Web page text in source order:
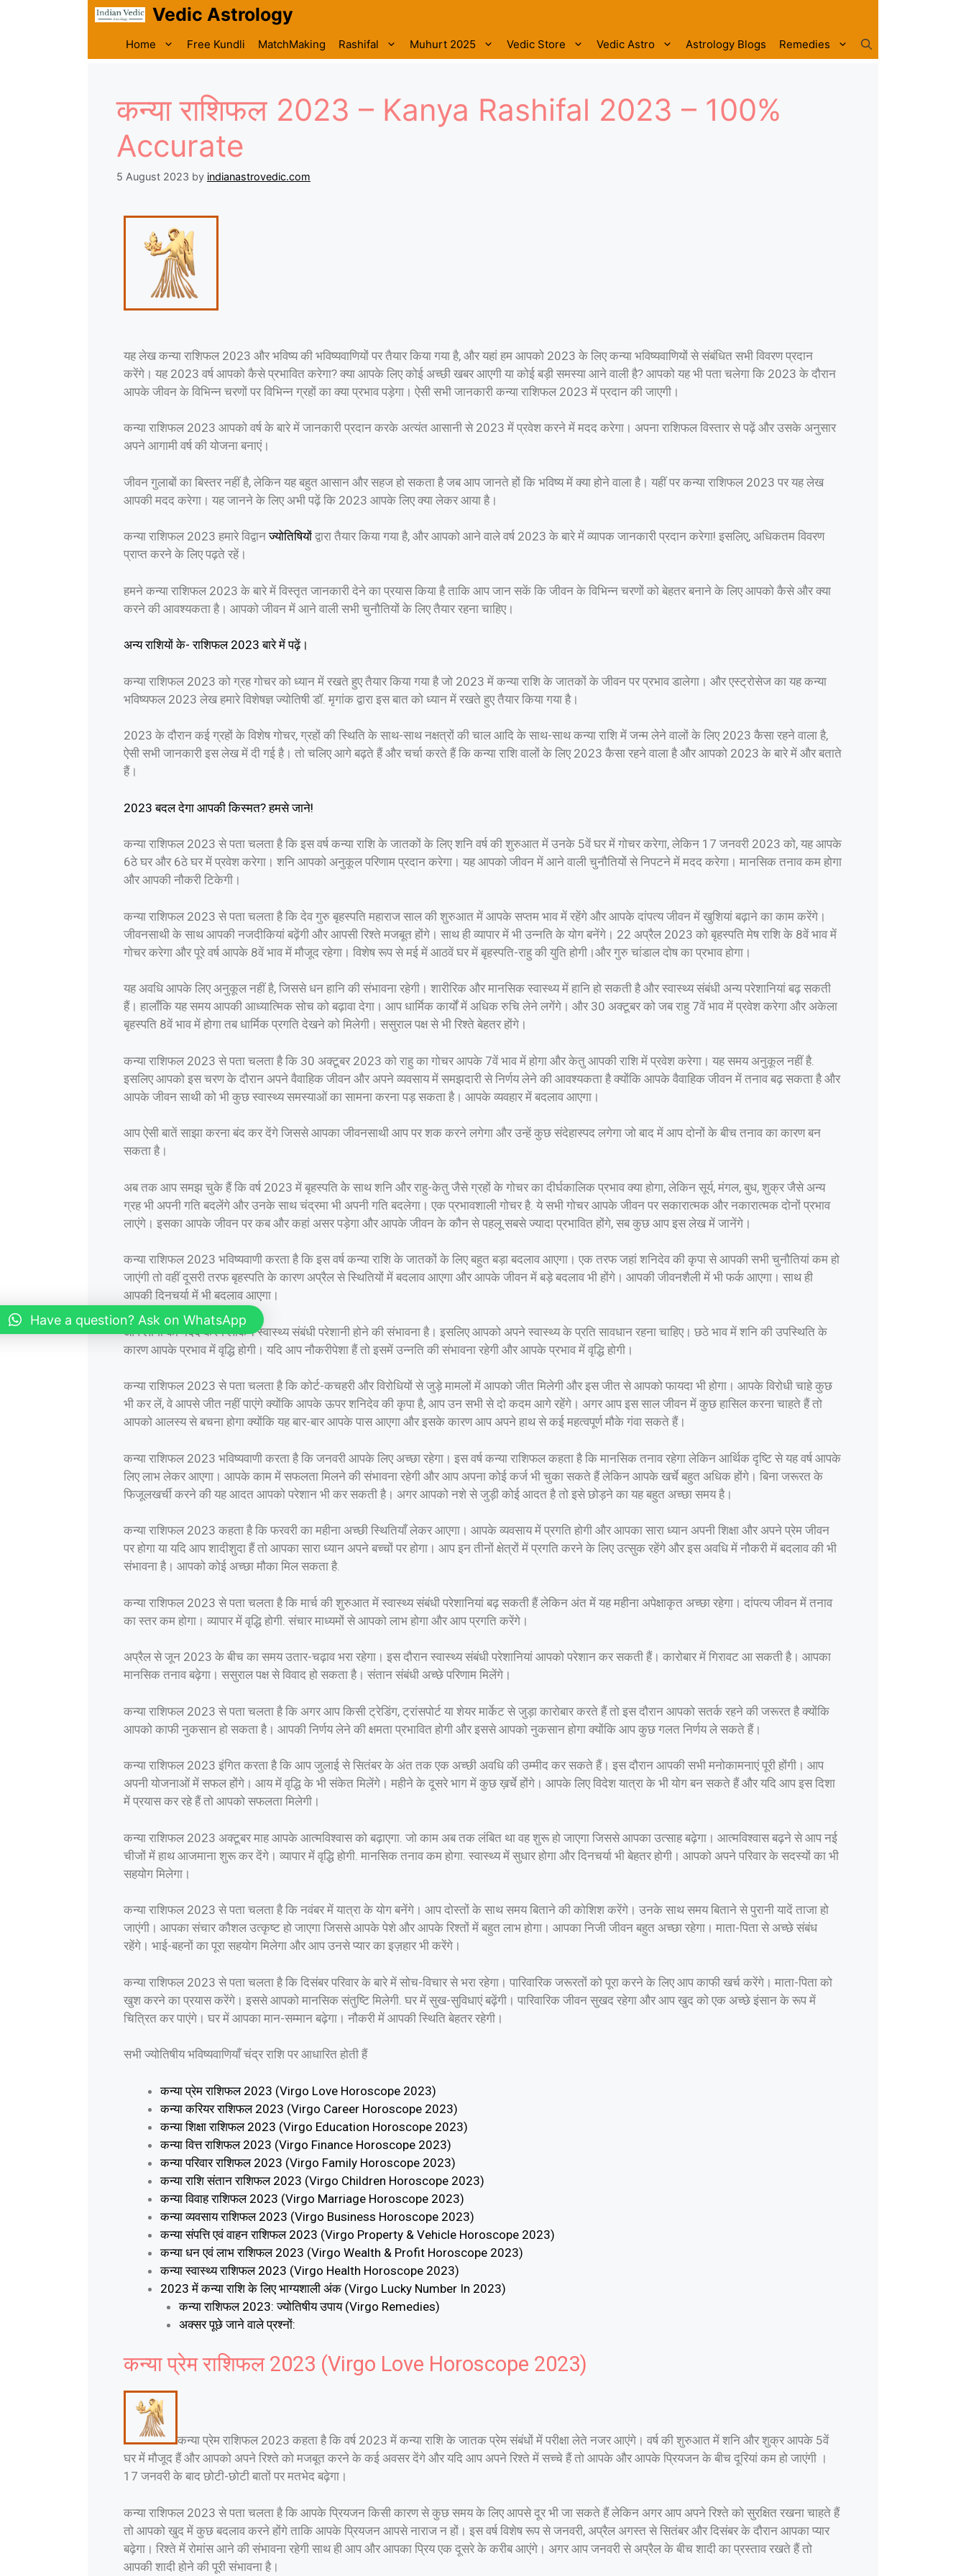
Vedic Astrology
Home Free Kundli MatchMaking Rashifal Muhurt 2025 Vedic Store Vedic Astro Astrology Blogs Remedies
कन्या राशिफल 2023 – Kanya Rashifal 2023 – 100%
Accurate
5 August 2023 by indianastrovedic.com
यह लेख कन्या राशिफल 2023 और भविष्य की भविष्यवाणियों पर तैयार किया गया है, और यहां हम आपको 2023 के लिए कन्या भविष्यवाणियों से संबंधित सभी विवरण प्रदान
करेंगे। यह 2023 वर्ष आपको कैसे प्रभावित करेगा? क्या आपके लिए कोई अच्छी खबर आएगी या कोई बड़ी समस्या आने वाली है? आपको यह भी पता चलेगा कि 2023 के दौरान
आपके जीवन के विभिन्न चरणों पर विभिन्न ग्रहों का क्या प्रभाव पड़ेगा। ऐसी सभी जानकारी कन्या राशिफल 2023 में प्रदान की जाएगी।
कन्या राशिफल 2023 आपको वर्ष के बारे में जानकारी प्रदान करके अत्यंत आसानी से 2023 में प्रवेश करने में मदद करेगा। अपना राशिफल विस्तार से पढ़ें और उसके अनुसार
अपने आगामी वर्ष की योजना बनाएं।
जीवन गुलाबों का बिस्तर नहीं है, लेकिन यह बहुत आसान और सहज हो सकता है जब आप जानते हों कि भविष्य में क्या होने वाला है। यहीं पर कन्या राशिफल 2023 पर यह लेख
आपकी मदद करेगा। यह जानने के लिए अभी पढ़ें कि 2023 आपके लिए क्या लेकर आया है।
कन्या राशिफल 2023 हमारे विद्वानज्योतिषियों द्वारा तैयार किया गया है, और आपको आने वाले वर्ष 2023 के बारे में व्यापक जानकारी प्रदान करेगा! इसलिए, अधिकतम विवरण
प्राप्त करने के लिए पढ़ते रहें।
हमने कन्या राशिफल 2023 के बारे में विस्तृत जानकारी देने का प्रयास किया है ताकि आप जान सकें कि जीवन के विभिन्न चरणों को बेहतर बनाने के लिए आपको कैसे और क्या
करने की आवश्यकता है। आपको जीवन में आने वाली सभी चुनौतियों के लिए तैयार रहना चाहिए।
अन्य राशियों के- राशिफल 2023 बारे में पढ़ें।
कन्या राशिफल 2023 को ग्रह गोचर को ध्यान में रखते हुए तैयार किया गया है जो 2023 में कन्या राशि के जातकों के जीवन पर प्रभाव डालेगा। और एस्ट्रोसेज का यह कन्या
भविष्यफल 2023 लेख हमारे विशेषज्ञ ज्योतिषी डॉ. मृगांक द्वारा इस बात को ध्यान में रखते हुए तैयार किया गया है।
2023 के दौरान कई ग्रहों के विशेष गोचर, ग्रहों की स्थिति के साथ-साथ नक्षत्रों की चाल आदि के साथ-साथ कन्या राशि में जन्म लेने वालों के लिए 2023 कैसा रहने वाला है,
ऐसी सभी जानकारी इस लेख में दी गई है। तो चलिए आगे बढ़ते हैं और चर्चा करते हैं कि कन्या राशि वालों के लिए 2023 कैसा रहने वाला है और आपको 2023 के बारे में और बताते
हैं।
2023 बदल देगा आपकी किस्मत? हमसे जाने!
कन्या राशिफल 2023 से पता चलता है कि इस वर्ष कन्या राशि के जातकों के लिए शनि वर्ष की शुरुआत में उनके 5वें घर में गोचर करेगा, लेकिन 17 जनवरी 2023 को, यह आपके
6ठे घर और 6ठे घर में प्रवेश करेगा। शनि आपको अनुकूल परिणाम प्रदान करेगा। यह आपको जीवन में आने वाली चुनौतियों से निपटने में मदद करेगा। मानसिक तनाव कम होगा
और आपकी नौकरी टिकेगी।
कन्या राशिफल 2023 से पता चलता है कि देव गुरु बृहस्पति महाराज साल की शुरुआत में आपके सप्तम भाव में रहेंगे और आपके दांपत्य जीवन में खुशियां बढ़ाने का काम करेंगे।
जीवनसाथी के साथ आपकी नजदीकियां बढ़ेंगी और आपसी रिश्ते मजबूत होंगे। साथ ही व्यापार में भी उन्नति के योग बनेंगे। 22 अप्रैल 2023 को बृहस्पति मेष राशि के 8वें भाव में
गोचर करेगा और पूरे वर्ष आपके 8वें भाव में मौजूद रहेगा। विशेष रूप से मई में आठवें घर में बृहस्पति-राहु की युति होगी।और गुरु चांडाल दोष का प्रभाव होगा।
यह अवधि आपके लिए अनुकूल नहीं है, जिससे धन हानि की संभावना रहेगी। शारीरिक और मानसिक स्वास्थ्य में हानि हो सकती है और स्वास्थ्य संबंधी अन्य परेशानियां बढ़ सकती
हैं। हालाँकि यह समय आपकी आध्यात्मिक सोच को बढ़ावा देगा। आप धार्मिक कार्यों में अधिक रुचि लेने लगेंगे। और 30 अक्टूबर को जब राहु 7वें भाव में प्रवेश करेगा और अकेला
बृहस्पति 8वें भाव में होगा तब धार्मिक प्रगति देखने को मिलेगी। ससुराल पक्ष से भी रिश्ते बेहतर होंगे।
कन्या राशिफल 2023 से पता चलता है कि 30 अक्टूबर 2023 को राहु का गोचर आपके 7वें भाव में होगा और केतु आपकी राशि में प्रवेश करेगा। यह समय अनुकूल नहीं है.
इसलिए आपको इस चरण के दौरान अपने वैवाहिक जीवन और अपने व्यवसाय में समझदारी से निर्णय लेने की आवश्यकता है क्योंकि आपके वैवाहिक जीवन में तनाव बढ़ सकता है और
आपके जीवन साथी को भी कुछ स्वास्थ्य समस्याओं का सामना करना पड़ सकता है। आपके व्यवहार में बदलाव आएगा।
आप ऐसी बातें साझा करना बंद कर देंगे जिससे आपका जीवनसाथी आप पर शक करने लगेगा और उन्हें कुछ संदेहास्पद लगेगा जो बाद में आप दोनों के बीच तनाव का कारण बन
सकता है।
अब तक आप समझ चुके हैं कि वर्ष 2023 में बृहस्पति के साथ शनि और राहु-केतु जैसे ग्रहों के गोचर का दीर्घकालिक प्रभाव क्या होगा, लेकिन सूर्य, मंगल, बुध, शुक्र जैसे अन्य
ग्रह भी अपनी गति बदलेंगे और उनके साथ चंद्रमा भी अपनी गति बदलेगा। एक प्रभावशाली गोचर है. ये सभी गोचर आपके जीवन पर सकारात्मक और नकारात्मक दोनों प्रभाव
लाएंगे। इसका आपके जीवन पर कब और कहां असर पड़ेगा और आपके जीवन के कौन से पहलू सबसे ज्यादा प्रभावित होंगे, सब कुछ आप इस लेख में जानेंगे।
कन्या राशिफल 2023 भविष्यवाणी करता है कि इस वर्ष कन्या राशि के जातकों के लिए बहुत बड़ा बदलाव आएगा। एक तरफ जहां शनिदेव की कृपा से आपकी सभी चुनौतियां कम हो
जाएंगी तो वहीं दूसरी तरफ बृहस्पति के कारण अप्रैल से स्थितियों में बदलाव आएगा और आपके जीवन में बड़े बदलाव भी होंगे। आपकी जीवनशैली में भी फर्क आएगा। साथ ही
आपकी दिनचर्या में भी बदलाव आएगा।
आप लोगों की मदद करेंगे लेकिन स्वास्थ्य संबंधी परेशानी होने की संभावना है। इसलिए आपको अपने स्वास्थ्य के प्रति सावधान रहना चाहिए। छठे भाव में शनि की उपस्थिति के
कारण आपके प्रभाव में वृद्धि होगी। यदि आप नौकरीपेशा हैं तो इसमें उन्नति की संभावना रहेगी और आपके प्रभाव में वृद्धि होगी।
कन्या राशिफल 2023 से पता चलता है कि कोर्ट-कचहरी और विरोधियों से जुड़े मामलों में आपको जीत मिलेगी और इस जीत से आपको फायदा भी होगा। आपके विरोधी चाहे कुछ
भी कर लें, वे आपसे जीत नहीं पाएंगे क्योंकि आपके ऊपर शनिदेव की कृपा है, आप उन सभी से दो कदम आगे रहेंगे। अगर आप इस साल जीवन में कुछ हासिल करना चाहते हैं तो
आपको आलस्य से बचना होगा क्योंकि यह बार-बार आपके पास आएगा और इसके कारण आप अपने हाथ से कई महत्वपूर्ण मौके गंवा सकते हैं।
कन्या राशिफल 2023 भविष्यवाणी करता है कि जनवरी आपके लिए अच्छा रहेगा। इस वर्ष कन्या राशिफल कहता है कि मानसिक तनाव रहेगा लेकिन आर्थिक दृष्टि से यह वर्ष आपके
लिए लाभ लेकर आएगा। आपके काम में सफलता मिलने की संभावना रहेगी और आप अपना कोई कर्ज भी चुका सकते हैं लेकिन आपके खर्चे बहुत अधिक होंगे। बिना जरूरत के
फिजूलखर्ची करने की यह आदत आपको परेशान भी कर सकती है। अगर आपको नशे से जुड़ी कोई आदत है तो इसे छोड़ने का यह बहुत अच्छा समय है।
कन्या राशिफल 2023 कहता है कि फरवरी का महीना अच्छी स्थितियाँ लेकर आएगा। आपके व्यवसाय में प्रगति होगी और आपका सारा ध्यान अपनी शिक्षा और अपने प्रेम जीवन
पर होगा या यदि आप शादीशुदा हैं तो आपका सारा ध्यान अपने बच्चों पर होगा। आप इन तीनों क्षेत्रों में प्रगति करने के लिए उत्सुक रहेंगे और इस अवधि में नौकरी में बदलाव की भी
संभावना है। आपको कोई अच्छा मौका मिल सकता है.
कन्या राशिफल 2023 से पता चलता है कि मार्च की शुरुआत में स्वास्थ्य संबंधी परेशानियां बढ़ सकती हैं लेकिन अंत में यह महीना अपेक्षाकृत अच्छा रहेगा। दांपत्य जीवन में तनाव
का स्तर कम होगा। व्यापार में वृद्धि होगी. संचार माध्यमों से आपको लाभ होगा और आप प्रगति करेंगे।
अप्रैल से जून 2023 के बीच का समय उतार-चढ़ाव भरा रहेगा। इस दौरान स्वास्थ्य संबंधी परेशानियां आपको परेशान कर सकती हैं। कारोबार में गिरावट आ सकती है। आपका
मानसिक तनाव बढ़ेगा। ससुराल पक्ष से विवाद हो सकता है। संतान संबंधी अच्छे परिणाम मिलेंगे।
कन्या राशिफल 2023 से पता चलता है कि अगर आप किसी ट्रेडिंग, ट्रांसपोर्ट या शेयर मार्केट से जुड़ा कारोबार करते हैं तो इस दौरान आपको सतर्क रहने की जरूरत है क्योंकि
आपको काफी नुकसान हो सकता है। आपकी निर्णय लेने की क्षमता प्रभावित होगी और इससे आपको नुकसान होगा क्योंकि आप कुछ गलत निर्णय ले सकते हैं।
कन्या राशिफल 2023 इंगित करता है कि आप जुलाई से सितंबर के अंत तक एक अच्छी अवधि की उम्मीद कर सकते हैं। इस दौरान आपकी सभी मनोकामनाएं पूरी होंगी। आप
अपनी योजनाओं में सफल होंगे। आय में वृद्धि के भी संकेत मिलेंगे। महीने के दूसरे भाग में कुछ ख़र्चे होंगे। आपके लिए विदेश यात्रा के भी योग बन सकते हैं और यदि आप इस दिशा
में प्रयास कर रहे हैं तो आपको सफलता मिलेगी।
कन्या राशिफल 2023 अक्टूबर माह आपके आत्मविश्वास को बढ़ाएगा. जो काम अब तक लंबित था वह शुरू हो जाएगा जिससे आपका उत्साह बढ़ेगा। आत्मविश्वास बढ़ने से आप नई
चीजों में हाथ आजमाना शुरू कर देंगे। व्यापार में वृद्धि होगी. मानसिक तनाव कम होगा. स्वास्थ्य में सुधार होगा और दिनचर्या भी बेहतर होगी। आपको अपने परिवार के सदस्यों का भी
सहयोग मिलेगा।
कन्या राशिफल 2023 से पता चलता है कि नवंबर में यात्रा के योग बनेंगे। आप दोस्तों के साथ समय बिताने की कोशिश करेंगे। उनके साथ समय बिताने से पुरानी यादें ताजा हो
जाएंगी। आपका संचार कौशल उत्कृष्ट हो जाएगा जिससे आपके पेशे और आपके रिश्तों में बहुत लाभ होगा। आपका निजी जीवन बहुत अच्छा रहेगा। माता-पिता से अच्छे संबंध
रहेंगे। भाई-बहनों का पूरा सहयोग मिलेगा और आप उनसे प्यार का इज़हार भी करेंगे।
कन्या राशिफल 2023 से पता चलता है कि दिसंबर परिवार के बारे में सोच-विचार से भरा रहेगा। पारिवारिक जरूरतों को पूरा करने के लिए आप काफी खर्च करेंगे। माता-पिता को
खुश करने का प्रयास करेंगे। इससे आपको मानसिक संतुष्टि मिलेगी. घर में सुख-सुविधाएं बढ़ेंगी। पारिवारिक जीवन सुखद रहेगा और आप खुद को एक अच्छे इंसान के रूप में
चित्रित कर पाएंगे। घर में आपका मान-सम्मान बढ़ेगा। नौकरी में आपकी स्थिति बेहतर रहेगी।
सभी ज्योतिषीय भविष्यवाणियाँ चंद्र राशि पर आधारित होती हैं
कन्या प्रेम राशिफल 2023 (Virgo Love Horoscope 2023)
कन्या करियर राशिफल 2023 (Virgo Career Horoscope 2023)
कन्या शिक्षा राशिफल 2023 (Virgo Education Horoscope 2023)
कन्या वित्त राशिफल 2023 (Virgo Finance Horoscope 2023)
कन्या परिवार राशिफल 2023 (Virgo Family Horoscope 2023)
कन्या राशि संतान राशिफल 2023 (Virgo Children Horoscope 2023)
कन्या विवाह राशिफल 2023 (Virgo Marriage Horoscope 2023)
कन्या व्यवसाय राशिफल 2023 (Virgo Business Horoscope 2023)
कन्या संपत्ति एवं वाहन राशिफल 2023 (Virgo Property & Vehicle Horoscope 2023)
कन्या धन एवं लाभ राशिफल 2023 (Virgo Wealth & Profit Horoscope 2023)
कन्या स्वास्थ्य राशिफल 2023 (Virgo Health Horoscope 2023)
2023 में कन्या राशि के लिए भाग्यशाली अंक (Virgo Lucky Number In 2023)
कन्या राशिफल 2023: ज्योतिषीय उपाय (Virgo Remedies)
अक्सर पूछे जाने वाले प्रश्नों:
कन्या प्रेम राशिफल 2023 (Virgo Love Horoscope 2023)
कन्या प्रेम राशिफल 2023 कहता है कि वर्ष 2023 में कन्या राशि के जातक प्रेम संबंधों में परीक्षा लेते नजर आएंगे। वर्ष की शुरुआत में शनि और शुक्र आपके 5वें
घर में मौजूद हैं और आपको अपने रिश्ते को मजबूत करने के कई अवसर देंगे और यदि आप अपने रिश्ते में सच्चे हैं तो आपके और आपके प्रियजन के बीच दूरियां कम हो जाएंगी ।
17 जनवरी के बाद छोटी-छोटी बातों पर मतभेद बढ़ेगा।
कन्या राशिफल 2023 से पता चलता है कि आपके प्रियजन किसी कारण से कुछ समय के लिए आपसे दूर भी जा सकते हैं लेकिन अगर आप अपने रिश्ते को सुरक्षित रखना चाहते हैं
तो आपको खुद में कुछ बदलाव करने होंगे ताकि आपके प्रियजन आपसे नाराज न हों। इस वर्ष विशेष रूप से जनवरी, अप्रैल अगस्त से सितंबर और दिसंबर के दौरान आपका प्यार
बढ़ेगा। रिश्ते में रोमांस आने की संभावना रहेगी साथ ही आप और आपका प्रिय एक दूसरे के करीब आएंगे। अगर आप जनवरी से अप्रैल के बीच शादी का प्रस्ताव रखते हैं तो
आपकी शादी होने की पूरी संभावना है।
Have a question? Ask on WhatsApp